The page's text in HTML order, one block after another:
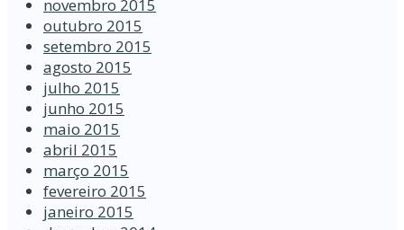
novembro 2015
outubro 2015
setembro 2015
agosto 2015
julho 2015
junho 2015
maio 2015
abril 2015
março 2015
fevereiro 2015
janeiro 2015